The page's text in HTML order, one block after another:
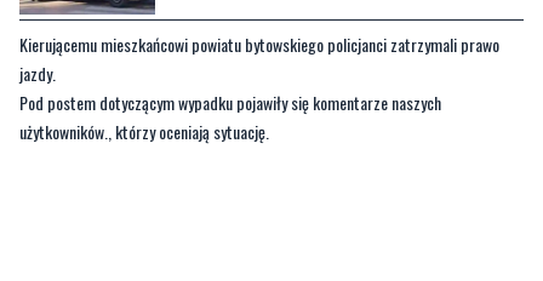
Kierującemu mieszkańcowi powiatu bytowskiego policjanci zatrzymali prawo
jazdy.
Pod postem dotyczącym wypadku pojawiły się komentarze naszych
użytkowników., którzy oceniają sytuację.